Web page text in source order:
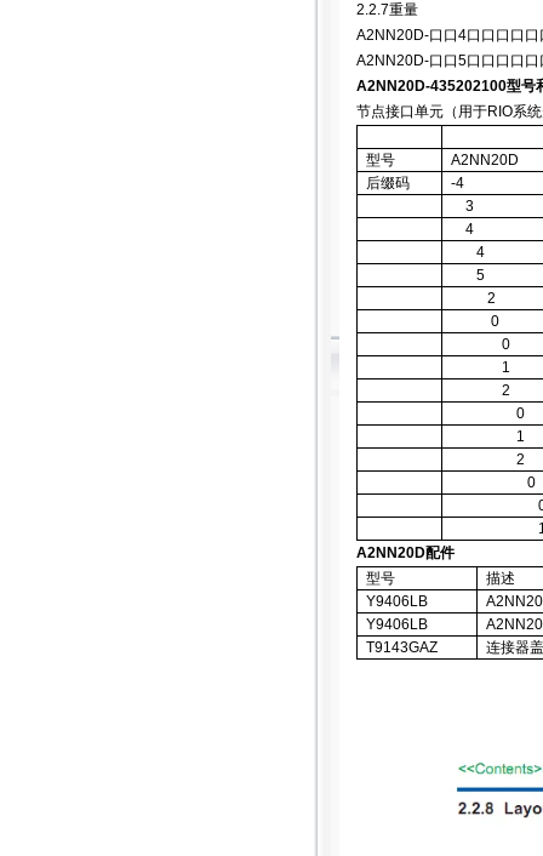
2.2.7重量
A2NN20D-口口4口口口口口
A2NN20D-口口5口口口口口
A2NN20D-435202100型号
节点接口单元（用于RIO系
型号
A2NN20D
后缀码
-4
3
4
4
5
2
0
0
1
2
0
1
2
0
A2NN20D配件
型号
描述
Y9406LB
Y9406LB
T9143GAZ
连接器